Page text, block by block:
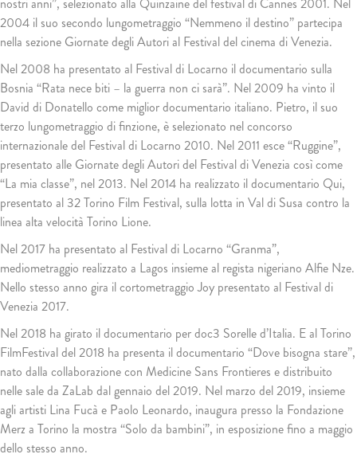
2004 il suo secondo lungometraggio “Nemmeno il destino” partecipa
nella sezione Giornate degli Autori al Festival del cinema di Venezia.
Nel 2008 ha presentato al Festival di Locarno il documentario sulla
Bosnia “Rata nece biti – la guerra non ci sarà”. Nel 2009 ha vinto il
David di Donatello come miglior documentario italiano. Pietro, il suo
terzo lungometraggio di finzione, è selezionato nel concorso
internazionale del Festival di Locarno 2010. Nel 2011 esce “Ruggine”,
presentato alle Giornate degli Autori del Festival di Venezia così come
“La mia classe”, nel 2013. Nel 2014 ha realizzato il documentario Qui,
presentato al 32 Torino Film Festival, sulla lotta in Val di Susa contro la
linea alta velocità Torino Lione.
Nel 2017 ha presentato al Festival di Locarno “Granma”,
mediometraggio realizzato a Lagos insieme al regista nigeriano Alfie Nze.
Nello stesso anno gira il cortometraggio Joy presentato al Festival di
Venezia 2017.
Nel 2018 ha girato il documentario per doc3 Sorelle d’Italia. E al Torino
FilmFestival del 2018 ha presenta il documentario “Dove bisogna stare”,
nato dalla collaborazione con Medicine Sans Frontieres e distribuito
nelle sale da ZaLab dal gennaio del 2019. Nel marzo del 2019, insieme
agli artisti Lina Fucà e Paolo Leonardo, inaugura presso la Fondazione
Merz a Torino la mostra “Solo da bambini”, in esposizione fino a maggio
dello stesso anno.